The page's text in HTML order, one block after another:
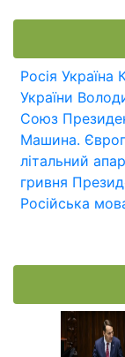
Росія Україна
України
Союз
Машина.
літальний
гривня
Російська